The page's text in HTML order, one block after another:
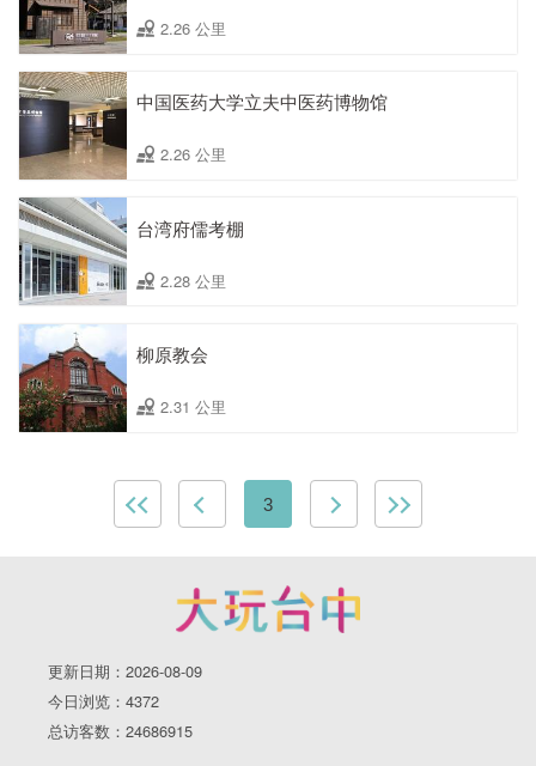
2.26 公里
中国医药大学立夫中医药博物馆
2.26 公里
台湾府儒考棚
2.28 公里
柳原教会
2.31 公里
3
更新日期：2026-08-09
今日浏览：4372
总访客数：24686915